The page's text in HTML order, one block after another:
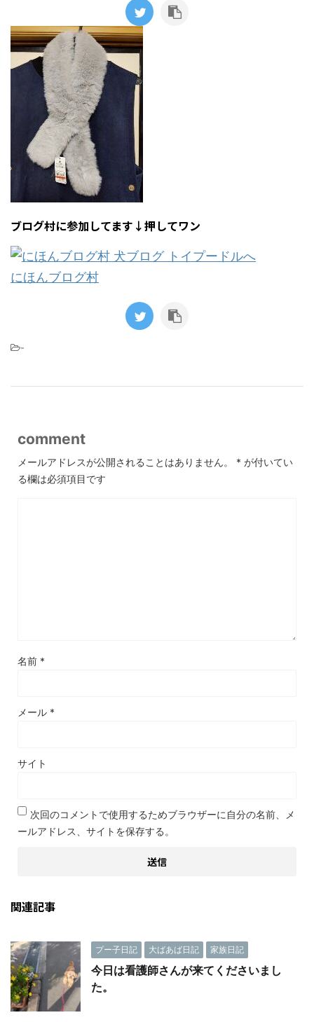
ブログ村に参加してます↓押してワン
にほんブログ村
-
comment
メールアドレスが公開されることはありません。 * が付いてい
る欄は必須項目です
名前 *
メール *
サイト
次回のコメントで使用するためブラウザーに自分の名前、メ
ールアドレス、サイトを保存する。
関連記事
プー子日記 大ばあば日記 家族日記
今日は看護師さんが来てくださいまし
た。